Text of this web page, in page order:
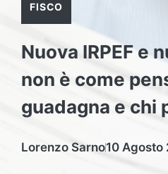
FISCO
Nuova IRPEF e
non è come
guadagna e chi
Lorenzo Sarno10